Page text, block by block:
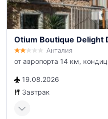
Otium Boutique Delight
Анталия
от аэропорта 14 км,
19.08.2026
Завтрак